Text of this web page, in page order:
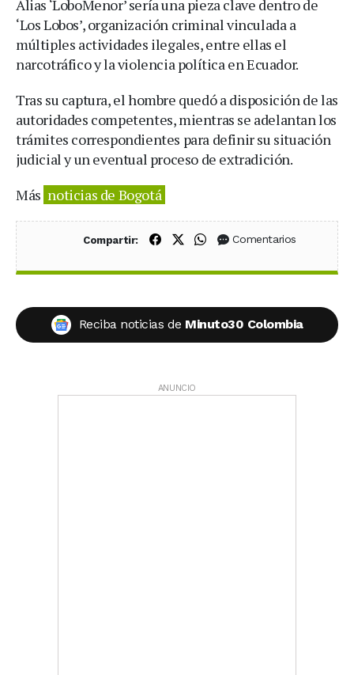
Alias ‘LoboMenor’ sería una pieza clave dentro de
‘Los Lobos’, organización criminal vinculada a
múltiples actividades ilegales, entre ellas el
narcotráfico y la violencia política en Ecuador.
Tras su captura, el hombre quedó a disposición de las
autoridades competentes, mientras se adelantan los
trámites correspondientes para definir su situación
judicial y un eventual proceso de extradición.
Más noticias de Bogotá
Compartir: Compartir en Facebook
Compartir en X (Twitter)
Compartir en WhatsApp
Comentarios
Reciba noticias de Minuto30 Colombia
ANUNCIO